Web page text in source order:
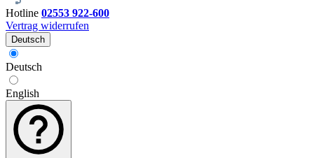
Hotline 02553 922-600
Vertrag widerrufen
Deutsch
Deutsch
English